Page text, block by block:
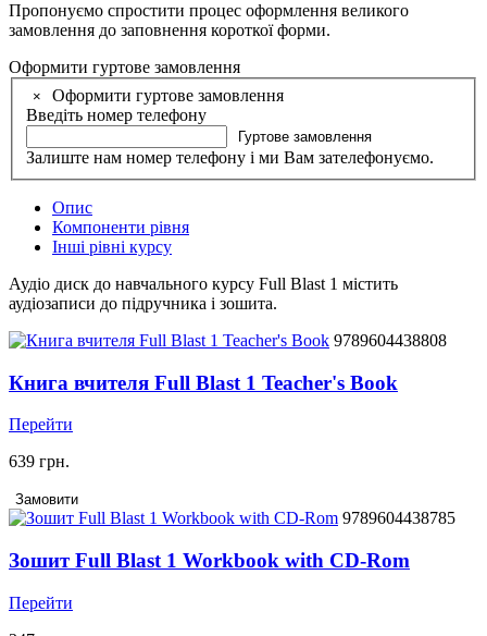
Пропонуємо спростити процес оформлення великого
замовлення до заповнення короткої форми.
Оформити гуртове замовлення
×
Оформити гуртове замовлення
Введіть номер телефону
Гуртове замовлення
Залиште нам номер телефону і ми Вам зателефонуємо.
Опис
Компоненти рівня
Інші рівні курсу
Аудіо диск до навчального курсу Full Blast 1 містить
аудіозаписи до підручника і зошита.
9789604438808
Книга вчителя Full Blast 1 Teacher's Book
Перейти
639 грн.
Замовити
9789604438785
Зошит Full Blast 1 Workbook with CD-Rom
Перейти